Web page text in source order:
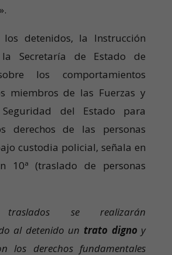
».
detenidos, la Instrucción
Secretaría de Estado de
los comportamientos
miembros de las Fuerzas y
del Estado para
derechos de las personas
custodia policial, señala en
10ª (traslado de personas
se realizarán
al detenido un trato digno y
los derechos fundamentales